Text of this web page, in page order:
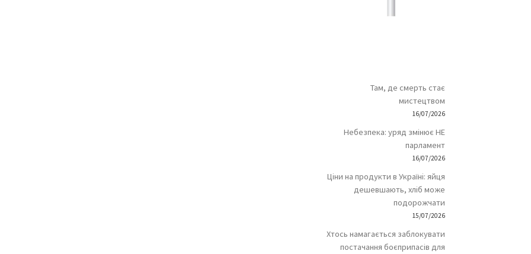
Там, де смерть стає
мистецтвом
16/07/2026
Небезпека: уряд змінює НЕ
парламент
16/07/2026
Ціни на продукти в Україні: яйця
дешевшають, хліб може
подорожчати
15/07/2026
Хтось намагається заблокувати
постачання боєприпасів для